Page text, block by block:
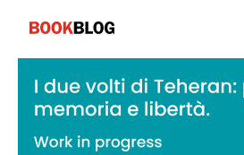
contenuto
Bookblog